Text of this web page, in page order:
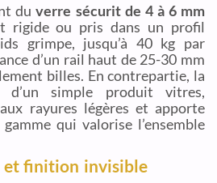
duverre sécurit de 4 à 6 mm
rigide ou pris dans un profil
grimpe, jusqu’à 40 kg par
d’un rail haut de 25-30 mm
billes. En contrepartie, la
d’un simple produit vitres,
rayures légères et apporte
qui valorise l’ensemble
et finition invisible